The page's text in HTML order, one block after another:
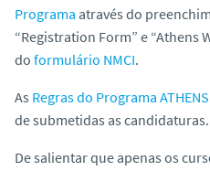
Programa através do
“Registration Form” e “Athens
do formulário NMCI.
As Regras do Programa ATHENS
de submetidas as candidaturas.
De salientar que apenas os